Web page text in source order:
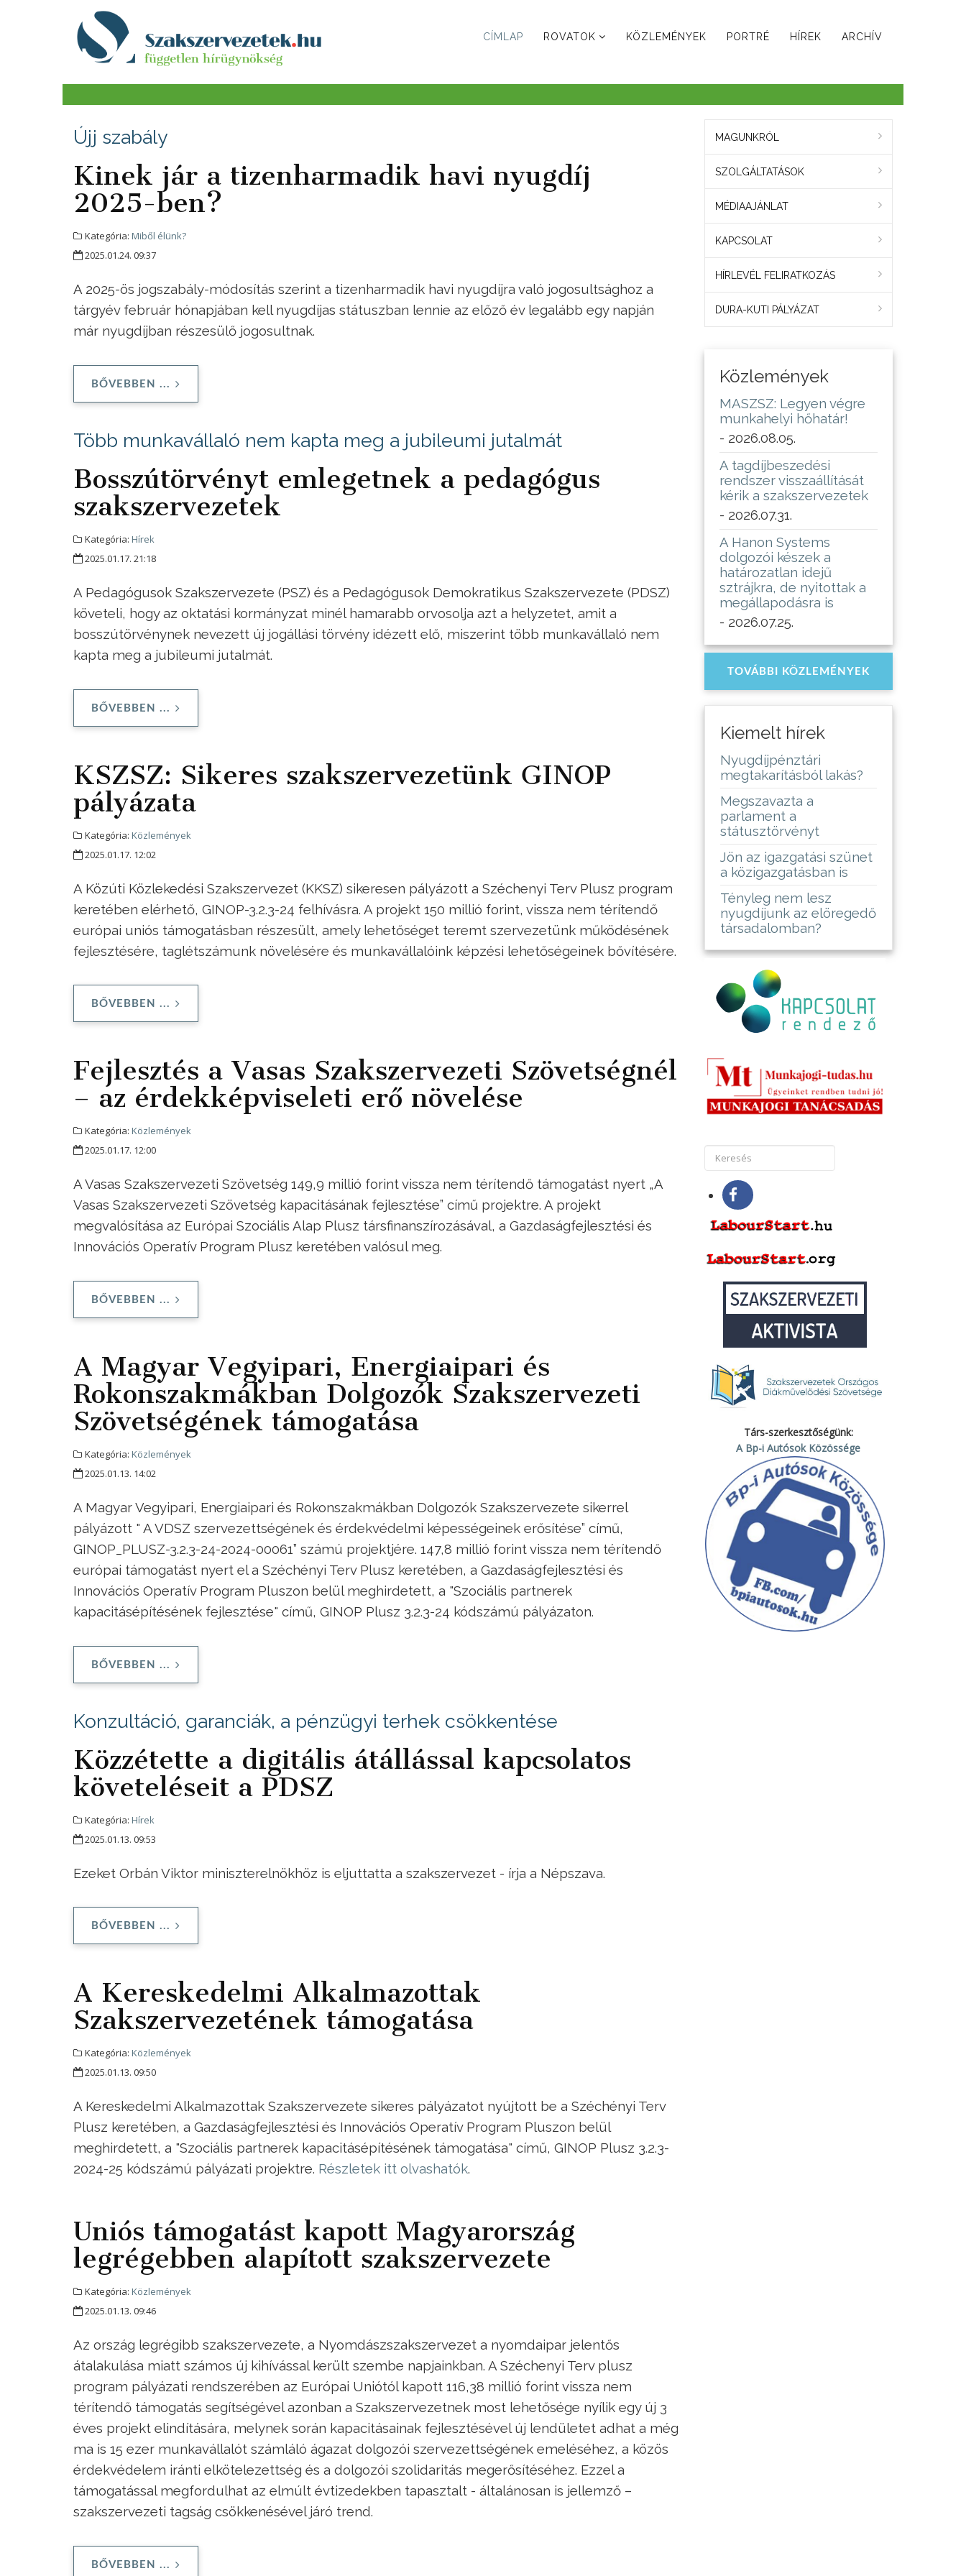
CÍMLAP ROVATOK KÖZLEMÉNYEK PORTRÉ HÍREK ARCHÍV
Újj szabály
Kinek jár a tizenharmadik havi nyugdíj
2025-ben?
Kategória: Miből élünk?
2025.01.24. 09:37
A 2025-ös jogszabály-módosítás szerint a tizenharmadik havi nyugdíjra való jogosultsághoz a
tárgyév február hónapjában kell nyugdíjas státuszban lennie az előző év legalább egy napján
már nyugdíjban részesülő jogosultnak.
BŐVEBBEN ...
Több munkavállaló nem kapta meg a jubileumi jutalmát
Bosszútörvényt emlegetnek a pedagógus
szakszervezetek
Kategória: Hírek
2025.01.17. 21:18
A Pedagógusok Szakszervezete (PSZ) és a Pedagógusok Demokratikus Szakszervezete (PDSZ)
követeli, hogy az oktatási kormányzat minél hamarabb orvosolja azt a helyzetet, amit a
bosszútörvénynek nevezett új jogállási törvény idézett elő, miszerint több munkavállaló nem
kapta meg a jubileumi jutalmát.
BŐVEBBEN ...
KSZSZ: Sikeres szakszervezetünk GINOP
pályázata
Kategória: Közlemények
2025.01.17. 12:02
A Közúti Közlekedési Szakszervezet (KKSZ) sikeresen pályázott a Széchenyi Terv Plusz program
keretében elérhető, GINOP-3.2.3-24 felhívásra. A projekt 150 millió forint, vissza nem térítendő
európai uniós támogatásban részesült, amely lehetőséget teremt szervezetünk működésének
fejlesztésére, taglétszámunk növelésére és munkavállalóink képzési lehetőségeinek bővítésére.
BŐVEBBEN ...
Fejlesztés a Vasas Szakszervezeti Szövetségnél
– az érdekképviseleti erő növelése
Kategória: Közlemények
2025.01.17. 12:00
A Vasas Szakszervezeti Szövetség 149,9 millió forint vissza nem térítendő támogatást nyert „A
Vasas Szakszervezeti Szövetség kapacitásának fejlesztése” című projektre. A projekt
megvalósítása az Európai Szociális Alap Plusz társfinanszírozásával, a Gazdaságfejlesztési és
Innovációs Operatív Program Plusz keretében valósul meg.
BŐVEBBEN ...
A Magyar Vegyipari, Energiaipari és
Rokonszakmákban Dolgozók Szakszervezeti
Szövetségének támogatása
Kategória: Közlemények
2025.01.13. 14:02
A Magyar Vegyipari, Energiaipari és Rokonszakmákban Dolgozók Szakszervezete sikerrel
pályázott " A VDSZ szervezettségének és érdekvédelmi képességeinek erősítése” című,
GINOP_PLUSZ-3.2.3-24-2024-00061” számú projektjére. 147,8 millió forint vissza nem térítendő
európai támogatást nyert el a Széchényi Terv Plusz keretében, a Gazdaságfejlesztési és
Innovációs Operatív Program Pluszon belül meghirdetett, a "Szociális partnerek
kapacitásépítésének fejlesztése" című, GINOP Plusz 3.2.3-24 kódszámú pályázaton.
BŐVEBBEN ...
Konzultáció, garanciák, a pénzügyi terhek csökkentése
Közzétette a digitális átállással kapcsolatos
követeléseit a PDSZ
Kategória: Hírek
2025.01.13. 09:53
Ezeket Orbán Viktor miniszterelnökhöz is eljuttatta a szakszervezet - írja a Népszava.
BŐVEBBEN ...
A Kereskedelmi Alkalmazottak
Szakszervezetének támogatása
Kategória: Közlemények
2025.01.13. 09:50
A Kereskedelmi Alkalmazottak Szakszervezete sikeres pályázatot nyújtott be a Széchényi Terv
Plusz keretében, a Gazdaságfejlesztési és Innovációs Operatív Program Pluszon belül
meghirdetett, a "Szociális partnerek kapacitásépítésének támogatása" című, GINOP Plusz 3.2.3-
2024-25 kódszámú pályázati projektre. Részletek itt olvashatók.
Uniós támogatást kapott Magyarország
legrégebben alapított szakszervezete
Kategória: Közlemények
2025.01.13. 09:46
Az ország legrégibb szakszervezete, a Nyomdászszakszervezet a nyomdaipar jelentős
átalakulása miatt számos új kihívással került szembe napjainkban. A Széchenyi Terv plusz
program pályázati rendszerében az Európai Uniótól kapott 116,38 millió forint vissza nem
térítendő támogatás segítségével azonban a Szakszervezetnek most lehetősége nyílik egy új 3
éves projekt elindítására, melynek során kapacitásainak fejlesztésével új lendületet adhat a még
ma is 15 ezer munkavállalót számláló ágazat dolgozói szervezettségének emeléséhez, a közös
érdekvédelem iránti elkötelezettség és a dolgozói szolidaritás megerősítéséhez. Ezzel a
támogatással megfordulhat az elmúlt évtizedekben tapasztalt - általánosan is jellemző –
szakszervezeti tagság csökkenésével járó trend.
BŐVEBBEN ...
MAGUNKRÓL
SZOLGÁLTATÁSOK
MÉDIAAJÁNLAT
KAPCSOLAT
HÍRLEVÉL FELIRATKOZÁS
DURA-KUTI PÁLYÁZAT
Közlemények
MASZSZ: Legyen végre
munkahelyi hőhatár!
- 2026.08.05.
A tagdíjbeszedési
rendszer visszaállítását
kérik a szakszervezetek
- 2026.07.31.
A Hanon Systems
dolgozói készek a
határozatlan idejű
sztrájkra, de nyitottak a
megállapodásra is
- 2026.07.25.
TOVÁBBI KÖZLEMÉNYEK
Kiemelt hírek
Nyugdíjpénztári
megtakarításból lakás?
Megszavazta a
parlament a
státusztörvényt
Jön az igazgatási szünet
a közigazgatásban is
Tényleg nem lesz
nyugdíjunk az elöregedő
társadalomban?
Társ-szerkesztőségünk:
A Bp-i Autósok Közössége